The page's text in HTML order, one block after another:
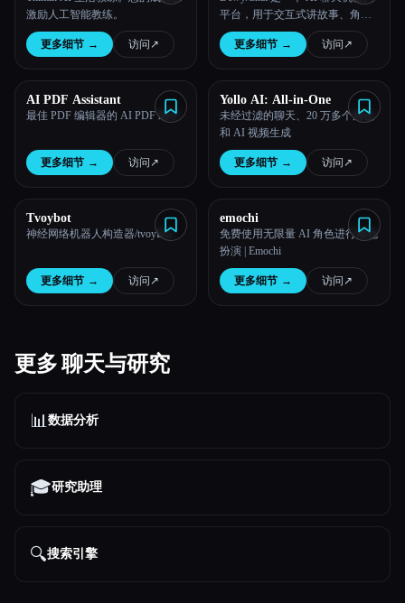
激励人工智能教练。
更多细节 → 访问 ↗︎
平台，用于交互式讲故事、角色
对话以及通过对话探索虚构世
界。更多细节 → 访问 ↗︎
AI PDF Assistant
最佳 PDF 编辑器的 AI PDF 助手
更多细节 → 访问 ↗︎
Yollo AI: All-in-One
未经过滤的聊天、20 万多个角色
和 AI 视频生成
更多细节 → 访问 ↗︎
Tvoybot
神经网络机器人构造器/tvoyBot
更多细节 → 访问 ↗︎
emochi
免费使用无限量 AI 角色进行角色
扮演 | Emochi
更多细节 → 访问 ↗︎
更多 聊天与研究
📊 数据分析
🎓研究助理
🔍搜索引擎